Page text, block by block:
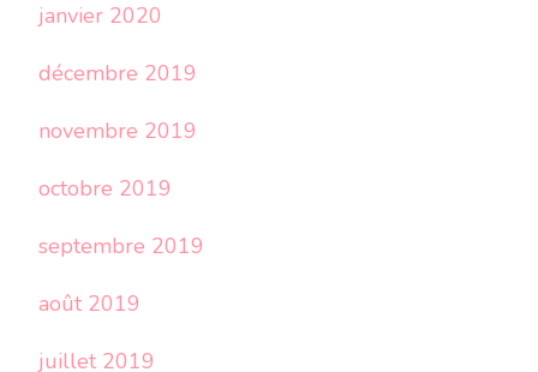
janvier 2020
décembre 2019
novembre 2019
octobre 2019
septembre 2019
août 2019
juillet 2019